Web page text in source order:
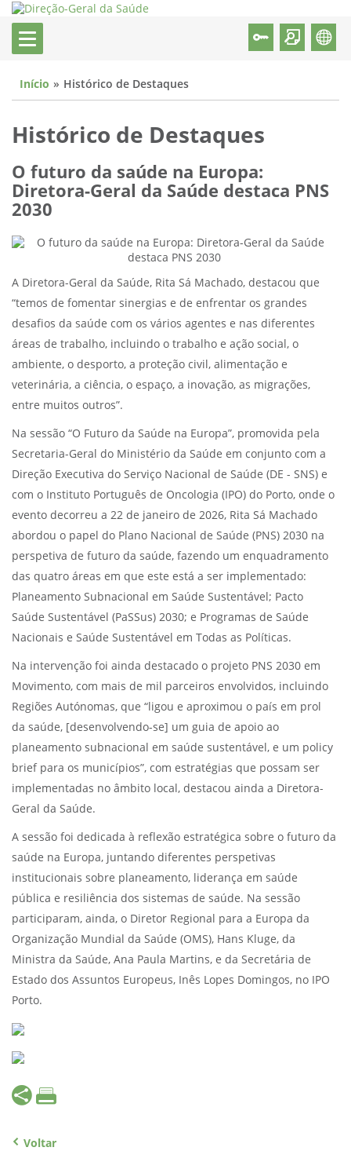
Início Histórico de Destaques
Histórico de Destaques
O futuro da saúde na Europa:
Diretora-Geral da Saúde destaca PNS
2030
A Diretora-Geral da Saúde, Rita Sá Machado, destacou que
“temos de fomentar sinergias e de enfrentar os grandes
desafios da saúde com os vários agentes e nas diferentes
áreas de trabalho, incluindo o trabalho e ação social, o
ambiente, o desporto, a proteção civil, alimentação e
veterinária, a ciência, o espaço, a inovação, as migrações,
entre muitos outros”.
Na sessão “O Futuro da Saúde na Europa”, promovida pela
Secretaria-Geral do Ministério da Saúde em conjunto com a
Direção Executiva do Serviço Nacional de Saúde (DE - SNS) e
com o Instituto Português de Oncologia (IPO) do Porto, onde o
evento decorreu a 22 de janeiro de 2026, Rita Sá Machado
abordou o papel do Plano Nacional de Saúde (PNS) 2030 na
perspetiva de futuro da saúde, fazendo um enquadramento
das quatro áreas em que este está a ser implementado:
Planeamento Subnacional em Saúde Sustentável; Pacto
Saúde Sustentável (PaSSus) 2030; e Programas de Saúde
Nacionais e Saúde Sustentável em Todas as Políticas.
Na intervenção foi ainda destacado o projeto PNS 2030 em
Movimento, com mais de mil parceiros envolvidos, incluindo
Regiões Autónomas, que “ligou e aproximou o país em prol
da saúde, [desenvolvendo-se] um guia de apoio ao
planeamento subnacional em saúde sustentável, e um policy
brief para os municípios”, com estratégias que possam ser
implementadas no âmbito local, destacou ainda a Diretora-
Geral da Saúde.
A sessão foi dedicada à reflexão estratégica sobre o futuro da
saúde na Europa, juntando diferentes perspetivas
institucionais sobre planeamento, liderança em saúde
pública e resiliência dos sistemas de saúde. Na sessão
participaram, ainda, o Diretor Regional para a Europa da
Organização Mundial da Saúde (OMS), Hans Kluge, da
Ministra da Saúde, Ana Paula Martins, e da Secretária de
Estado dos Assuntos Europeus, Inês Lopes Domingos, no IPO
Porto.
Voltar